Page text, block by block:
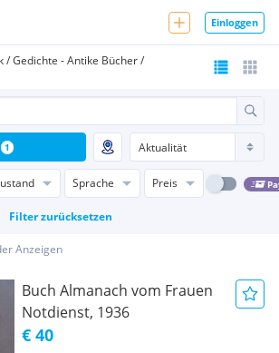
Einloggen
/ Gedichte - Antike Bücher /
Sprache Preis
Filter zurücksetzen
1
Anzeigen
Buch Almanach vom Frauen
Notdienst, 1936
€ 40